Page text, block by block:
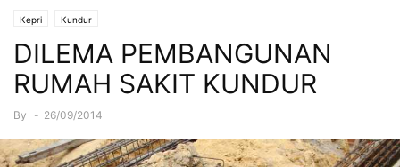
Kepri Kundur
DILEMA PEMBANGUNAN
RUMAH SAKIT KUNDUR
By - 26/09/2014